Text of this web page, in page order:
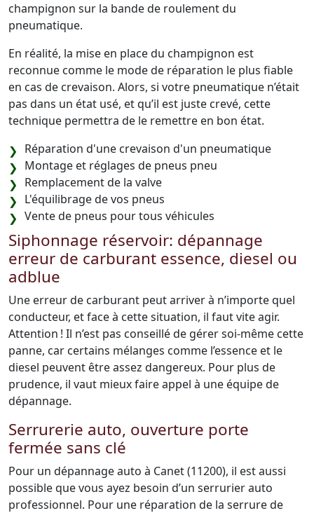
champignon sur la bande de roulement du
pneumatique.
En réalité, la mise en place du champignon est
reconnue comme le mode de réparation le plus fiable
en cas de crevaison. Alors, si votre pneumatique n’était
pas dans un état usé, et qu’il est juste crevé, cette
technique permettra de le remettre en bon état.
Réparation d'une crevaison d'un pneumatique
Montage et réglages de pneus pneu
Remplacement de la valve
L'équilibrage de vos pneus
Vente de pneus pour tous véhicules
Siphonnage réservoir: dépannage
erreur de carburant essence, diesel ou
adblue
Une erreur de carburant peut arriver à n’importe quel
conducteur, et face à cette situation, il faut vite agir.
Attention ! Il n’est pas conseillé de gérer soi-même cette
panne, car certains mélanges comme l’essence et le
diesel peuvent être assez dangereux. Pour plus de
prudence, il vaut mieux faire appel à une équipe de
dépannage.
Serrurerie auto, ouverture porte
fermée sans clé
Pour un dépannage auto à Canet (11200), il est aussi
possible que vous ayez besoin d’un serrurier auto
professionnel. Pour une réparation de la serrure de